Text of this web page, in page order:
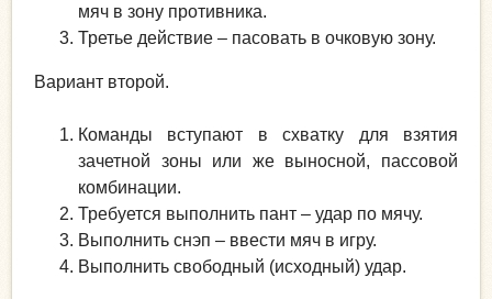
мяч в зону противника.
Третье действие – пасовать в очковую зону.
Вариант второй.
Команды вступают в схватку для взятия
зачетной зоны или же выносной, пассовой
комбинации.
Требуется выполнить пант – удар по мячу.
Выполнить снэп – ввести мяч в игру.
Выполнить свободный (исходный) удар.